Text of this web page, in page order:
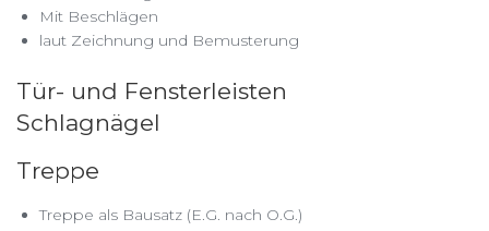
Mit Beschlägen
laut Zeichnung und Bemusterung
Tür- und Fensterleisten
Schlagnägel
Treppe
Treppe als Bausatz (E.G. nach O.G.)